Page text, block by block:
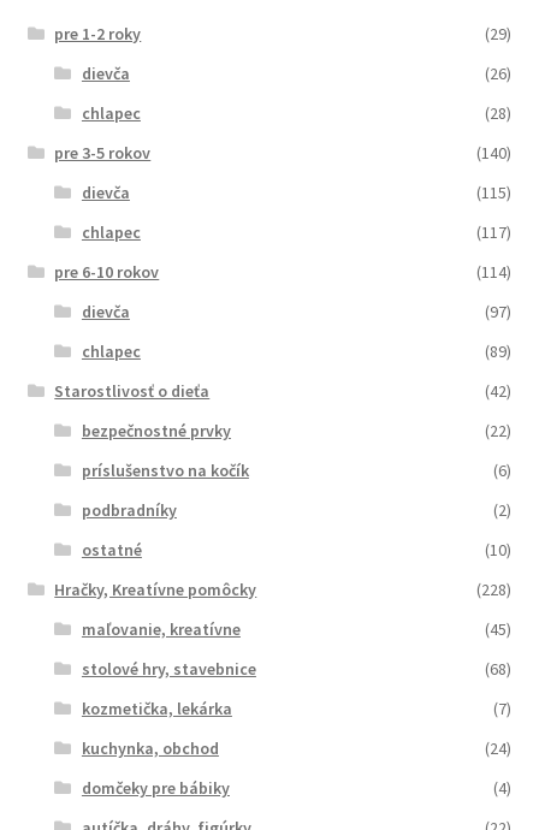
pre 1-2 roky
(29)
dievča
(26)
chlapec
(28)
pre 3-5 rokov
(140)
dievča
(115)
chlapec
(117)
pre 6-10 rokov
(114)
dievča
(97)
chlapec
(89)
Starostlivosť o dieťa
(42)
bezpečnostné prvky
(22)
príslušenstvo na kočík
(6)
podbradníky
(2)
ostatné
(10)
Hračky, Kreatívne pomôcky
(228)
maľovanie, kreatívne
(45)
stolové hry, stavebnice
(68)
kozmetička, lekárka
(7)
kuchynka, obchod
(24)
domčeky pre bábiky
(4)